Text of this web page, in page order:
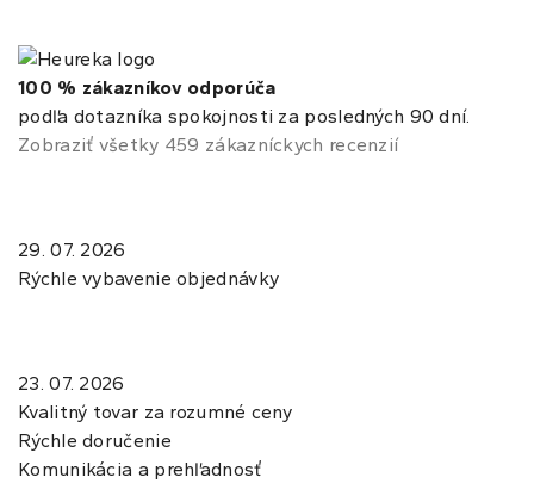
100 % zákazníkov odporúča
podľa dotazníka spokojnosti za posledných 90 dní.
Zobraziť všetky 459 zákazníckych recenzií
29. 07. 2026
Rýchle vybavenie objednávky
23. 07. 2026
Kvalitný tovar za rozumné ceny
Rýchle doručenie
Komunikácia a prehľadnosť